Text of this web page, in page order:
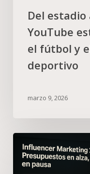
Del
YouTube
el fútbol y
deportivo
marzo 9, 2026